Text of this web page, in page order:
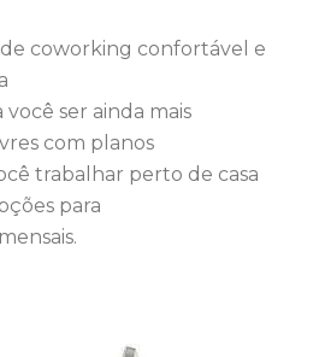
coworking confortável e
ser ainda mais
com planos
trabalhar perto de casa
para